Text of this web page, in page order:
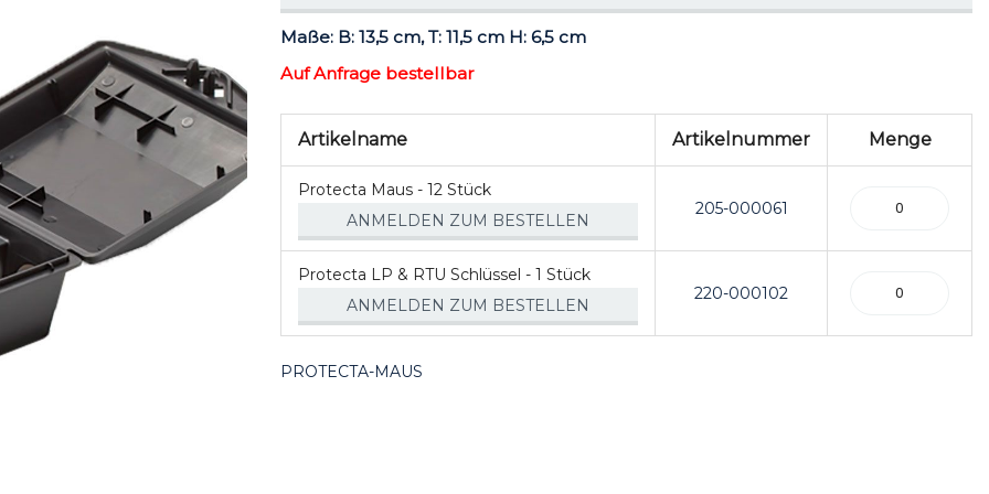
Maße: B: 13,5 cm, T: 11,5 cm H: 6,5 cm
Auf Anfrage bestellbar
Artikel
gruppiertes
Produkt
Artikelname Artikelnummer Menge
Protecta Maus - 12 Stück
ANMELDEN ZUM BESTELLEN
205-000061
Protecta LP & RTU Schlüssel - 1 Stück
ANMELDEN ZUM BESTELLEN
220-000102
PROTECTA-MAUS